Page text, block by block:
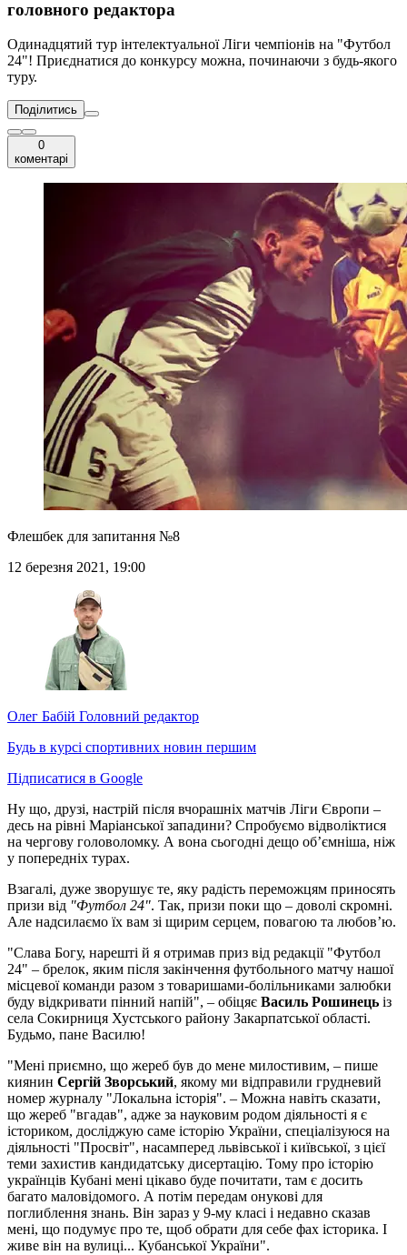
головного редактора
Одинадцятий тур інтелектуальної Ліги чемпіонів на "Футбол
24"! Приєднатися до конкурсу можна, починаючи з будь-якого
туру.
Поділитись
0
коментарі
Флешбек для запитання №8
12 березня 2021, 19:00
Олег Бабій Головний редактор
Будь в курсі спортивних новин першим
Підписатися в Google
Ну що, друзі, настрій після вчорашніх матчів Ліги Європи –
десь на рівні Маріанської западини? Спробуємо відволіктися
на чергову головоломку. А вона сьогодні дещо об’ємніша, ніж
у попередніх турах.
Взагалі, дуже зворушує те, яку радість переможцям приносять
призи від "Футбол 24". Так, призи поки що – доволі скромні.
Але надсилаємо їх вам зі щирим серцем, повагою та любов’ю.
"Слава Богу, нарешті й я отримав приз від редакції "Футбол
24" – брелок, яким після закінчення футбольного матчу нашої
місцевої команди разом з товаришами-болільниками залюбки
буду відкривати пінний напій", – обіцяє Василь Рошинець із
села Сокирниця Хустського району Закарпатської області.
Будьмо, пане Василю!
"Мені приємно, що жереб був до мене милостивим, – пише
киянин Сергій Зворський, якому ми відправили грудневий
номер журналу "Локальна історія". – Можна навіть сказати,
що жереб "вгадав", адже за науковим родом діяльності я є
істориком, досліджую саме історію України, спеціалізуюся на
діяльності "Просвіт", насамперед львівської і київської, з цієї
теми захистив кандидатську дисертацію. Тому про історію
українців Кубані мені цікаво буде почитати, там є досить
багато маловідомого. А потім передам онукові для
поглиблення знань. Він зараз у 9-му класі і недавно сказав
мені, що подумує про те, щоб обрати для себе фах історика. І
живе він на вулиці... Кубанської України".